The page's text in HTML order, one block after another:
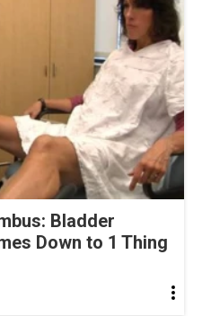
Bladder
Down to 1 Thing